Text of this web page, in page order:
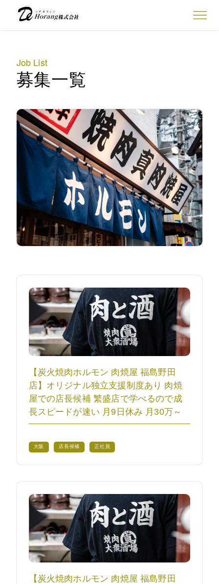
Job List
募集一覧
【炭火焼肉ホルモン 肉焼屋 福島野田
店】オリジナル独立支援制度あり 肉焼
屋での店長候補 繁盛店で学べるので成
長スピードが速い 月9日休み 月30万～
大阪 店長候補 正社員
【炭火焼肉ホルモン 肉焼屋 福島野田